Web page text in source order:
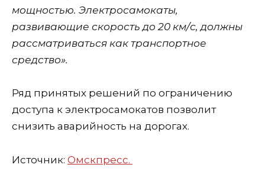
мощностью. Электросамокаты,
развивающие скорость до 20 км/с, должны
рассматриваться как транспортное
средство».
Ряд принятых решений по ограничению
доступа к электросамокатов позволит
снизить аварийность на дорогах.
Источник: Омскпресс.